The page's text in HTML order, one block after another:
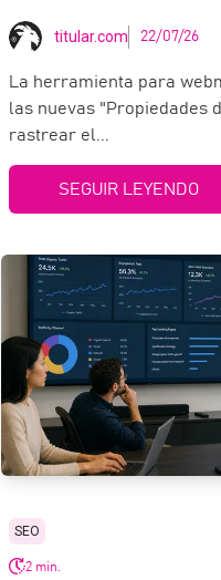
titular.com 22/07/26
La herramienta para
las nuevas "Propiedades
rastrear el...
SEGUIR LEYENDO
SEO
2 min.